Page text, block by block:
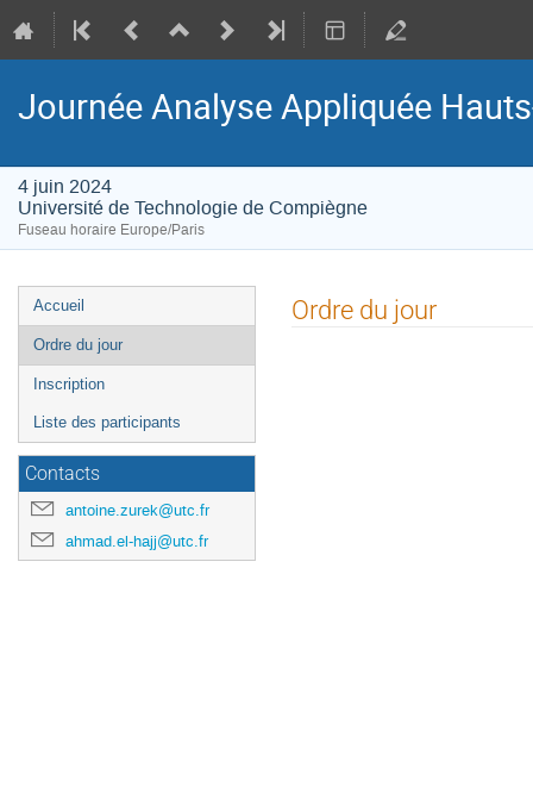
Journée Analyse Appliquée
4 juin 2024
Université de Technologie de Compiègne
Fuseau horaire Europe/Paris
Menu
de
l'événement
Accueil
Ordre du jour
Inscription
Liste des participants
Contacts
antoine.zurek@utc.fr
ahmad.el-hajj@utc.fr
Ordre du jour